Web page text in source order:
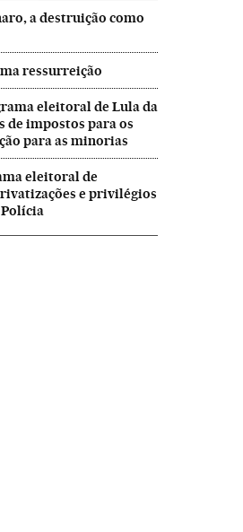
a destruição como
ressurreição
eleitoral de Lula da
de impostos para os
para as minorias
eleitoral de
e privilégios